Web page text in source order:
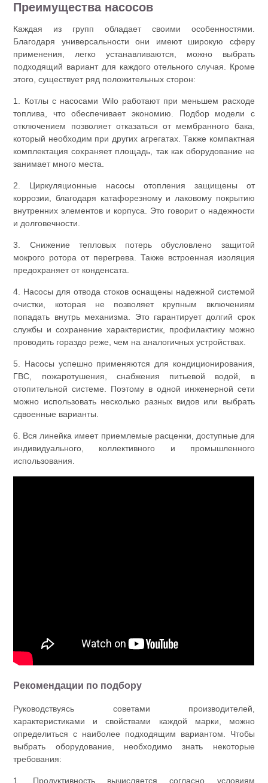
Преимущества насосов
Каждая из групп обладает своими особенностями.
Благодаря универсальности они имеют широкую сферу
применения, легко устанавливаются, можно выбрать
подходящий вариант для каждого отельного случая. Кроме
этого, существует ряд положительных сторон:
1. Котлы с насосами Wilo работают при меньшем расходе
топлива, что обеспечивает экономию. Подбор модели с
отключением позволяет отказаться от мембранного бака,
который необходим при других агрегатах. Также компактная
комплектация сохраняет площадь, так как оборудование не
занимает много места.
2. Циркуляционные насосы отопления защищены от
коррозии, благодаря катафорезному и лаковому покрытию
внутренних элементов и корпуса. Это говорит о надежности
и долговечности.
3. Снижение тепловых потерь обусловлено защитой
мокрого ротора от перегрева. Также встроенная изоляция
предохраняет от конденсата.
4. Насосы для отвода стоков оснащены надежной системой
очистки, которая не позволяет крупным включениям
попадать внутрь механизма. Это гарантирует долгий срок
службы и сохранение характеристик, профилактику можно
проводить гораздо реже, чем на аналогичных устройствах.
5. Насосы успешно применяются для кондиционирования,
ГВС, пожаротушения, снабжения питьевой водой, в
отопительной системе. Поэтому в одной инженерной сети
можно использовать несколько разных видов или выбрать
сдвоенные варианты.
6. Вся линейка имеет приемлемые расценки, доступные для
индивидуального, коллективного и промышленного
использования.
Рекомендации по подбору
Руководствуясь советами производителей,
характеристиками и свойствами каждой марки, можно
определиться с наиболее подходящим вариантом. Чтобы
выбрать оборудование, необходимо знать некоторые
требования:
1. Продуктивность вычисляется согласно условиям